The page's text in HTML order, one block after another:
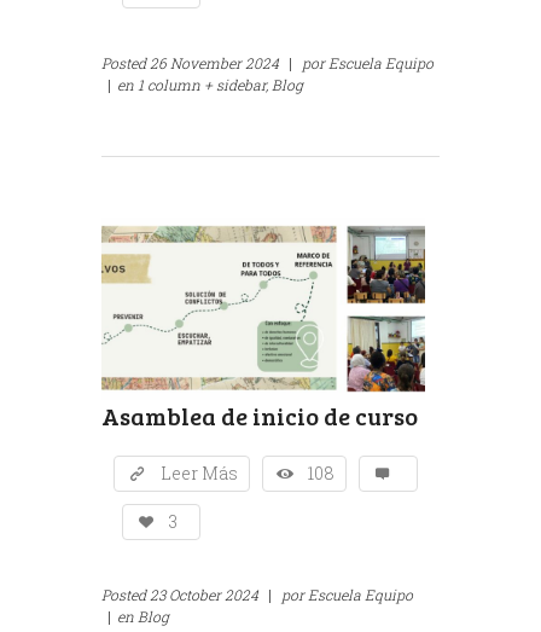
Posted26 November 2024 | porEscuela Equipo
| en 1 column + sidebar, Blog
Asamblea de inicio de curso
Leer Más 108
3
Posted23 October 2024 | porEscuela Equipo
| en Blog